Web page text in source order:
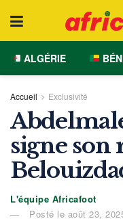
ALGÉRIE
Accueil Exclusivité
signe son
L'équipe Africafoot
Posté le août 23,